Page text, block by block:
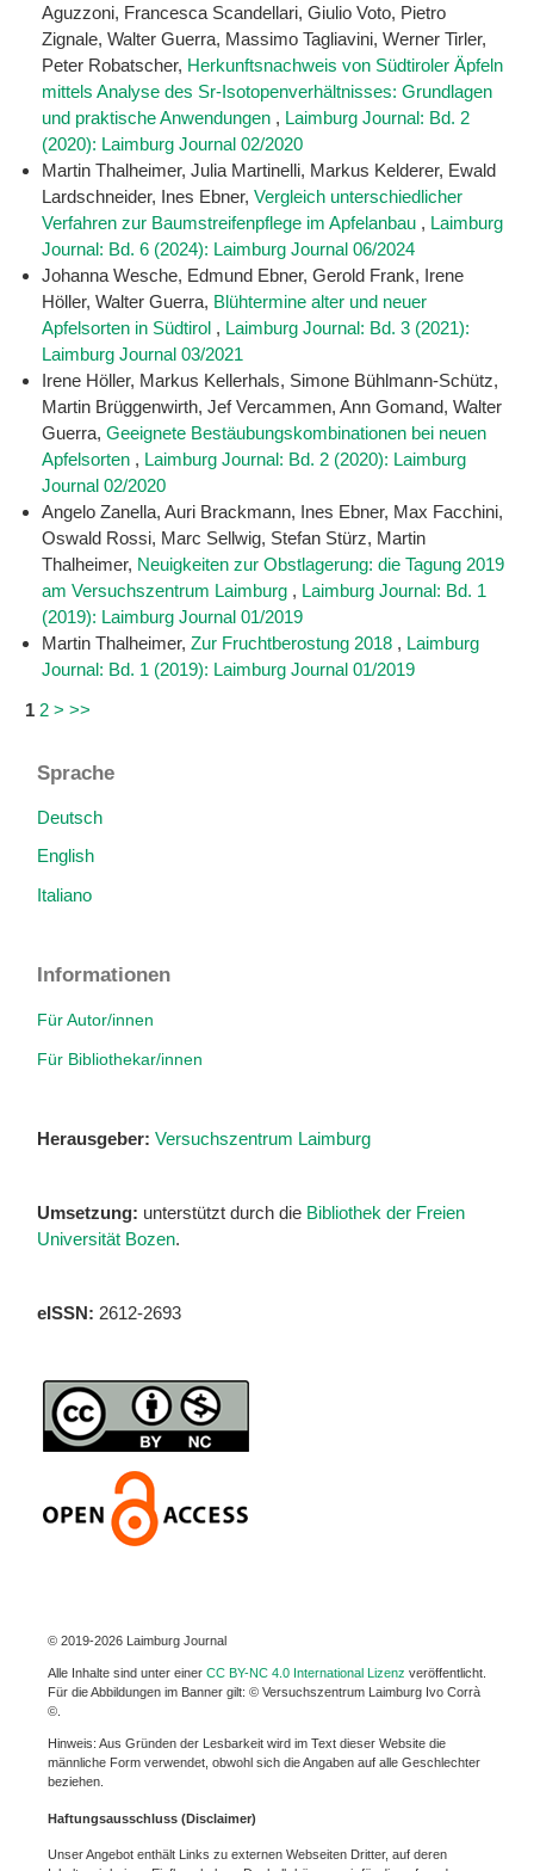
Aguzzoni, Francesca Scandellari, Giulio Voto, Pietro
Zignale, Walter Guerra, Massimo Tagliavini, Werner Tirler,
Peter Robatscher, Herkunftsnachweis von Südtiroler Äpfeln
mittels Analyse des Sr-Isotopenverhältnisses: Grundlagen
und praktische Anwendungen , Laimburg Journal: Bd. 2
(2020): Laimburg Journal 02/2020
Martin Thalheimer, Julia Martinelli, Markus Kelderer, Ewald
Lardschneider, Ines Ebner,Vergleich unterschiedlicher
Verfahren zur Baumstreifenpflege im Apfelanbau , Laimburg
Journal: Bd. 6 (2024): Laimburg Journal 06/2024
Johanna Wesche, Edmund Ebner, Gerold Frank, Irene
Höller, Walter Guerra, Blühtermine alter und neuer
Apfelsorten in Südtirol , Laimburg Journal: Bd. 3 (2021):
Laimburg Journal 03/2021
Irene Höller, Markus Kellerhals, Simone Bühlmann-Schütz,
Martin Brüggenwirth, Jef Vercammen, Ann Gomand, Walter
Guerra,Geeignete Bestäubungskombinationen bei neuen
Apfelsorten , Laimburg Journal: Bd. 2 (2020): Laimburg
Journal 02/2020
Angelo Zanella, Auri Brackmann, Ines Ebner, Max Facchini,
Oswald Rossi, Marc Sellwig, Stefan Stürz, Martin
Thalheimer, Neuigkeiten zur Obstlagerung: die Tagung 2019
am Versuchszentrum Laimburg , Laimburg Journal: Bd. 1
(2019): Laimburg Journal 01/2019
Martin Thalheimer,Zur Fruchtberostung 2018 , Laimburg
Journal: Bd. 1 (2019): Laimburg Journal 01/2019
1 2 > >>
Sprache
Deutsch
English
Italiano
Informationen
Für Autor/innen
Für Bibliothekar/innen
Herausgeber: Versuchszentrum Laimburg
Umsetzung: unterstützt durch die Bibliothek der Freien
Universität Bozen.
eISSN: 2612-2693
© 2019-2026 Laimburg Journal
Alle Inhalte sind unter einer CC BY-NC 4.0 International Lizenz veröffentlicht.
Für die Abbildungen im Banner gilt: © Versuchszentrum Laimburg Ivo Corrà
©.
Hinweis: Aus Gründen der Lesbarkeit wird im Text dieser Website die
männliche Form verwendet, obwohl sich die Angaben auf alle Geschlechter
beziehen.
Haftungsausschluss (Disclaimer)
Unser Angebot enthält Links zu externen Webseiten Dritter, auf deren